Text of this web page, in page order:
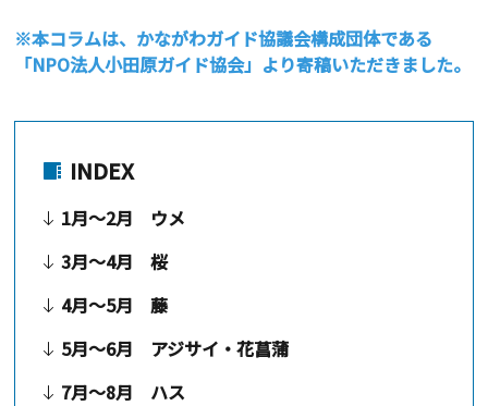
※本コラムは、かながわガイド協議会構成団体である
「NPO法人小田原ガイド協会」より寄稿いただきました。
INDEX
1月～2月 ウメ
3月～4月 桜
4月～5月 藤
5月～6月 アジサイ・花菖蒲
7月～8月 ハス